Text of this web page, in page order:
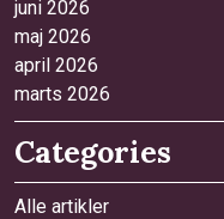
juni 2026
maj 2026
april 2026
marts 2026
Categories
Alle artikler